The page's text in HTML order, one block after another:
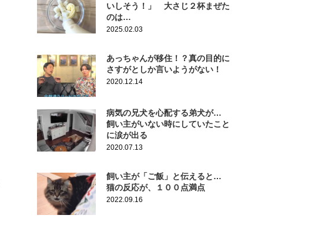
いしそう！」 大さじ２杯まぜた
のは…
2025.02.03
あっちゃんが移住！？真の目的に
さすがとしか言いようがない！
2020.12.14
病気の兄犬を心配する弟犬が…
飼い主がいない時にしていたこと
に涙が出る
2020.07.13
飼い主が「ご飯」と伝えると…
猫の反応が、１００点満点
2022.09.16